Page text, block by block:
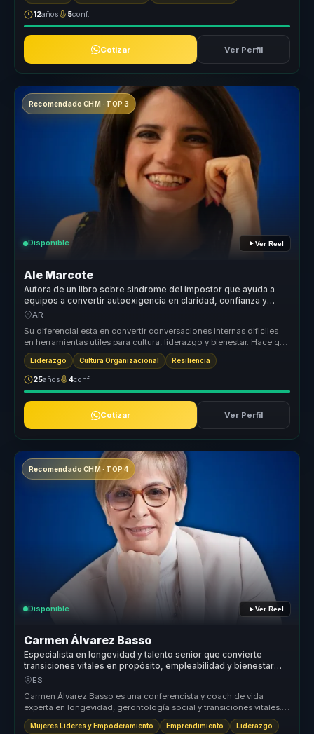
12años 5conf.
Cotizar Ver Perfil
Recomendado CHM · TOP 3
Disponible Ver Reel
Ale Marcote
Autora de un libro sobre sindrome del impostor que ayuda a
equipos a convertir autoexigencia en claridad, confianza y
participacion.
AR
Su diferencial esta en convertir conversaciones internas dificiles
en herramientas utiles para cultura, liderazgo y bienestar. Hace que
t...
Liderazgo Cultura Organizacional Resiliencia
25años 4conf.
Cotizar Ver Perfil
Recomendado CHM · TOP 4
Disponible Ver Reel
Carmen Álvarez Basso
Especialista en longevidad y talento senior que convierte
transiciones vitales en propósito, empleabilidad y bienestar
para profesionales y organizaciones.
ES
Carmen Álvarez Basso es una conferencista y coach de vida
experta en longevidad, gerontología social y transiciones vitales.
Ayuda a las ...
Mujeres Líderes y Empoderamiento Emprendimiento Liderazgo